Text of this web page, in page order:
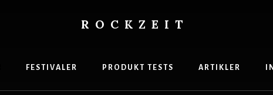
ROCKZEIT
FESTIVALER PRODUKT TESTS ARTIKLER